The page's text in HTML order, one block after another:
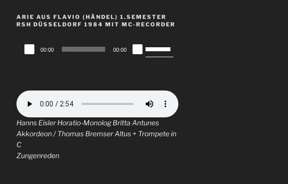
Lautstärke
ARIE AUS FLAVIO (HÄNDEL) 1.SEMESTER
RSH DÜSSELDORF 1984 MIT MC-RECORDER
Audio-
Player
00:00 00:00
Hoch/Runter
Lautstärke
zu
regeln.
Hanns Eisler Horatio-Monolog Britta Antunes
Akkordeon / Thomas Bremser Altus + Trompete in
C
Zungenreden